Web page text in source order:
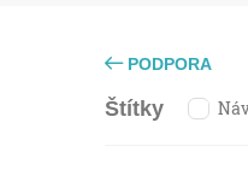
PODPORA
Štítky